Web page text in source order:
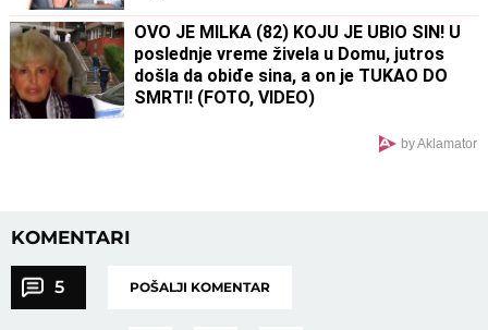
OVO JE MILKA (82) KOJU JE UBIO SIN! U
poslednje vreme živela u Domu, jutros
došla da obiđe sina, a on je TUKAO DO
SMRTI! (FOTO, VIDEO)
by Aklamator
KOMENTARI
5 POŠALJI KOMENTAR